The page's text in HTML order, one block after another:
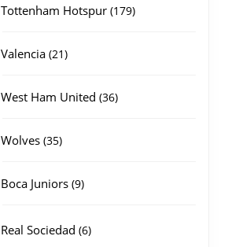
Tottenham Hotspur 179179
Valencia 2121
West Ham United 3636
Wolves 3535
Boca Juniors 99
Real Sociedad 66